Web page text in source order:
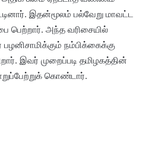
இதன்மூலம் பல்வேறு மாவட்ட
பெற்றார். அந்த வரிசையில்
நம்பிக்கைக்கு
இவர் முறைப்படி தமிழகத்தின்
கொண்டார்.